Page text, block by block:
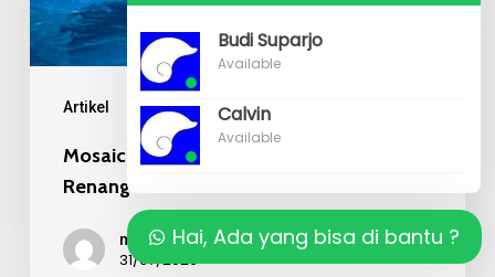
Artikel
Kolam
Renang
Mosaic Kaca Recycle pada Kolam
Renang Mewah
mr budi
31/07/2026
Budi Suparjo
Available
Calvin
Available
Hai, Ada yang bisa di bantu ?